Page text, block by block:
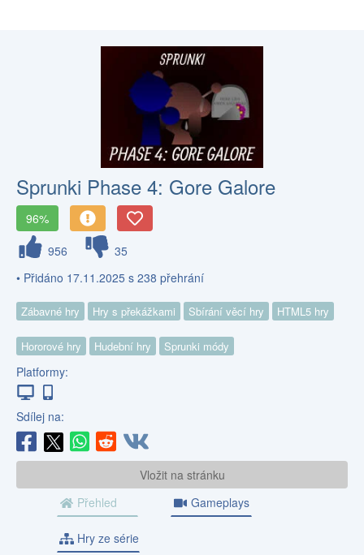
Sprunki Phase 4: Gore Galore
96%
956
35
• Přidáno 17.11.2025 s 238 přehrání
Zábavné hry Hry s překážkami Sbírání věcí hry HTML5 hry
Hororové hry Hudební hry Sprunki módy
Platformy:
Sdílej na:
Vložit na stránku
Přehled
Gameplays
Hry ze série